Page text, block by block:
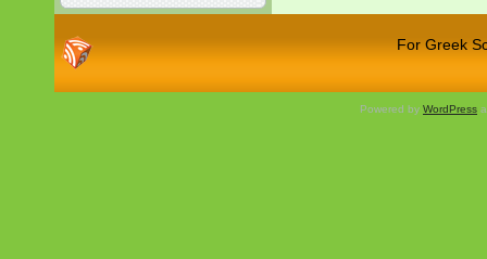
For Greek
Powered by WordPress